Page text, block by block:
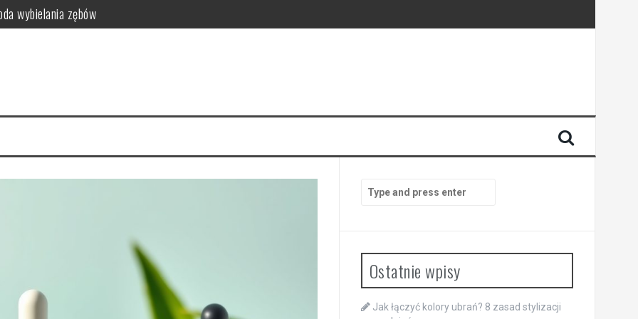
wybielania zębów
styl?
na co dzień
for:
Ostatnie wpisy
Jak łączyć kolory ubrań? 8 zasad stylizacji